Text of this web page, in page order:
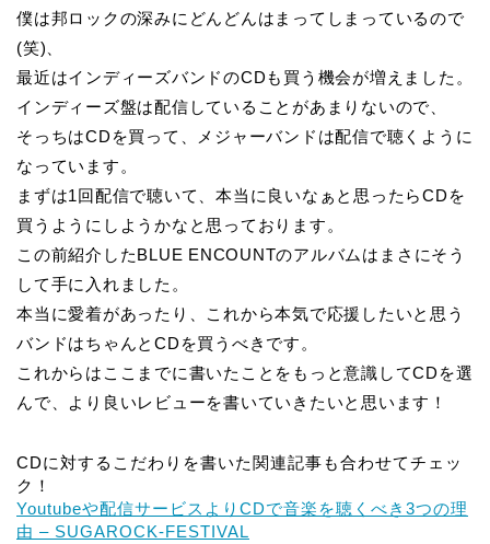
僕は邦ロックの深みにどんどんはまってしまっているので
(笑)、
最近はインディーズバンドのCDも買う機会が増えました。
インディーズ盤は配信していることがあまりないので、
そっちはCDを買って、メジャーバンドは配信で聴くように
なっています。
まずは1回配信で聴いて、本当に良いなぁと思ったらCDを
買うようにしようかなと思っております。
この前紹介したBLUE ENCOUNTのアルバムはまさにそう
して手に入れました。
本当に愛着があったり、これから本気で応援したいと思う
バンドはちゃんとCDを買うべきです。
これからはここまでに書いたことをもっと意識してCDを選
んで、より良いレビューを書いていきたいと思います！
CDに対するこだわりを書いた関連記事も合わせてチェッ
ク！
Youtubeや配信サービスよりCDで音楽を聴くべき3つの理
由 – SUGAROCK-FESTIVAL